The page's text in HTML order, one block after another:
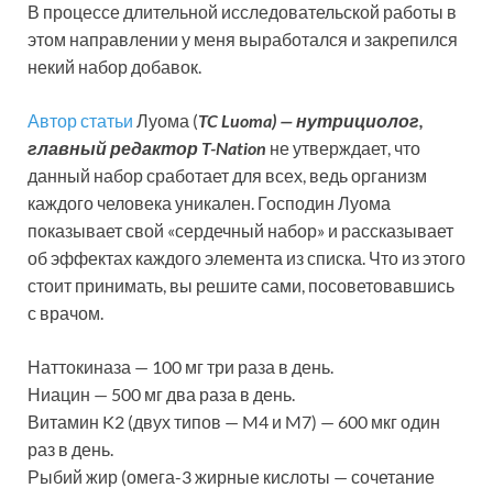
В процессе длительной исследовательской работы в
этом направлении у меня выработался и закрепился
некий набор добавок.
Автор статьи Луома (TC Luoma) — нутрициолог,
главный редактор T-Nation не утверждает, что
данный набор сработает для всех, ведь организм
каждого человека уникален. Господин Луома
показывает свой «сердечный набор» и рассказывает
об эффектах каждого элемента из списка. Что из этого
стоит принимать, вы решите сами, посоветовавшись
с врачом.
Наттокиназа — 100 мг три раза в день.
Ниацин — 500 мг два раза в день.
Витамин K2 (двух типов — M4 и M7) — 600 мкг один
раз в день.
Рыбий жир (омега-3 жирные кислоты — сочетание